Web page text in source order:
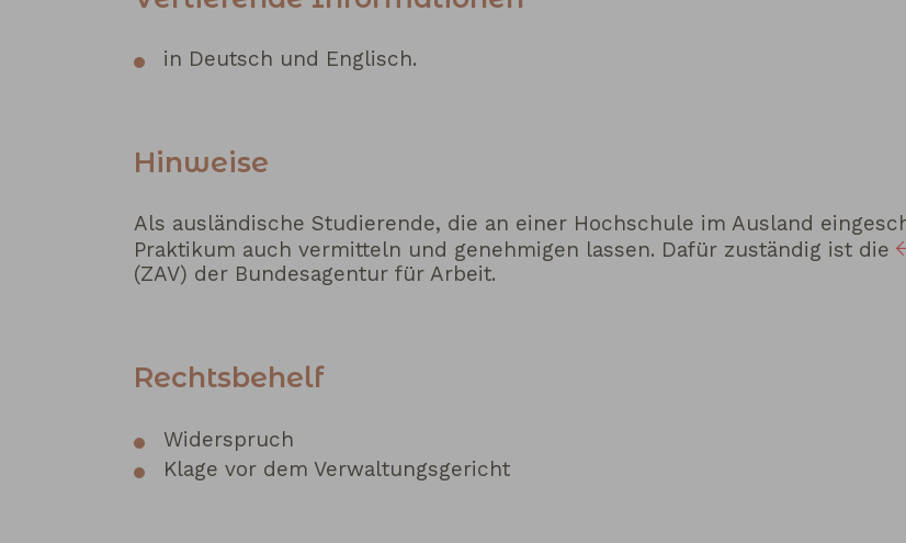
in Deutsch und Englisch.
Hinweise
Als ausländische Studierende, die an einer Hochschule im Ausland
Praktikum auch vermitteln und genehmigen lassen. Dafür zuständig ist die
(ZAV) der Bundesagentur für Arbeit.
Rechtsbehelf
Widerspruch
Klage vor dem Verwaltungsgericht